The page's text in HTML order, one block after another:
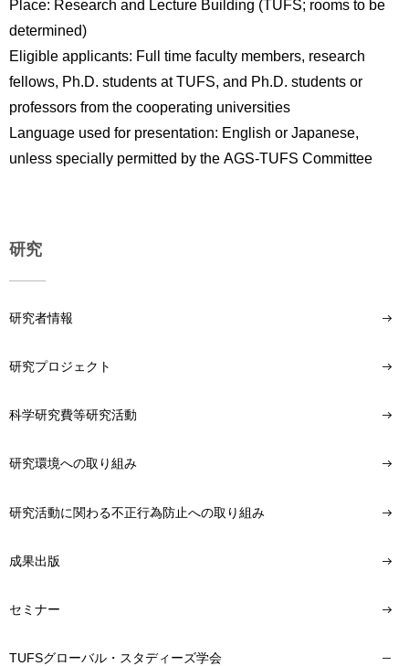
Place: Research and Lecture Building (TUFS; rooms to be
determined)
Eligible applicants: Full time faculty members, research
fellows, Ph.D. students at TUFS, and Ph.D. students or
professors from the cooperating universities
Language used for presentation: English or Japanese,
unless specially permitted by the AGS-TUFS Committee
研究
研究者情報
研究プロジェクト
科学研究費等研究活動
研究環境への取り組み
研究活動に関わる不正行為防止への取り組み
成果出版
セミナー
TUFSグローバル・スタディーズ学会